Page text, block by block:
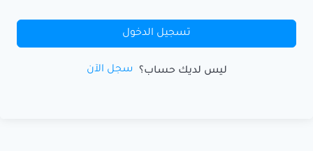
تسجيل الدخول
ليس لديك حساب؟ سجل الآن